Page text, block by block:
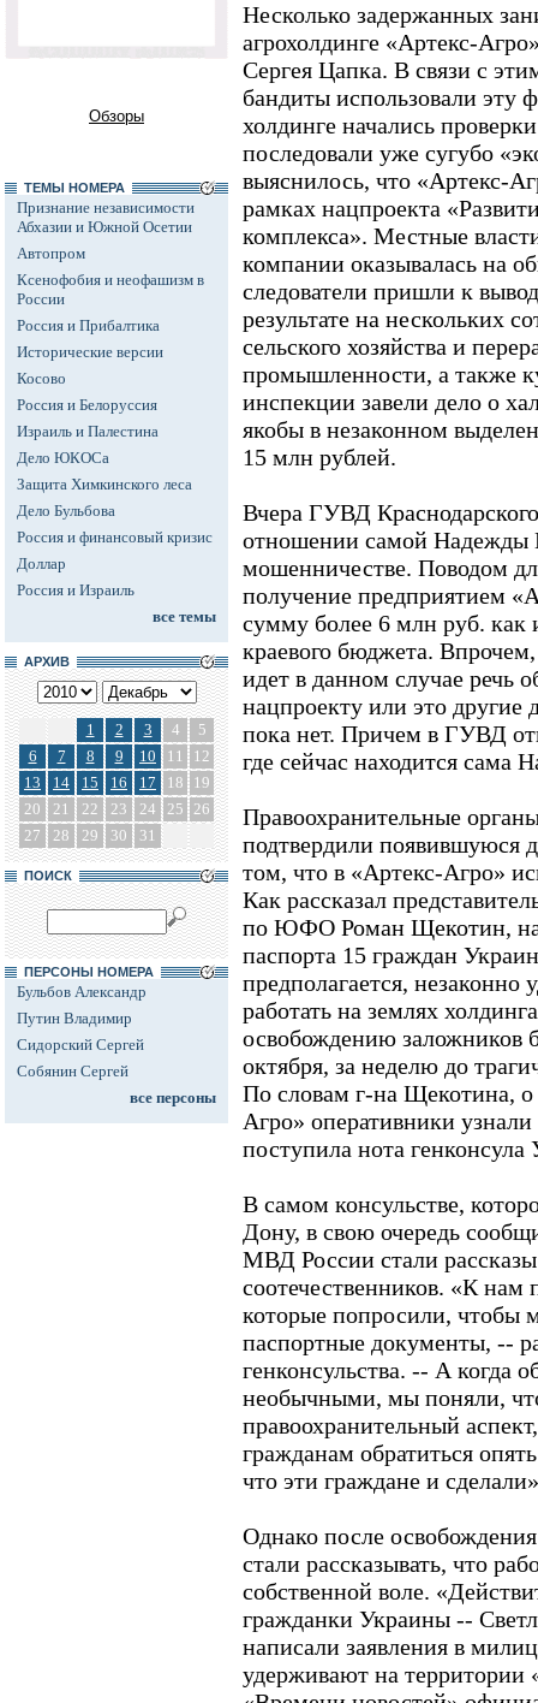
Обзоры
ТЕМЫ НОМЕРА
Признание независимости
Абхазии и Южной Осетии
Автопром
Ксенофобия и неофашизм в
России
Россия и Прибалтика
Исторические версии
Косово
Россия и Белоруссия
Израиль и Палестина
Дело ЮКОСа
Защита Химкинского леса
Дело Бульбова
Россия и финансовый кризис
Доллар
Россия и Израиль
все темы
АРХИВ
1 2 3 4
5
6
7 8 9 10 11
12
13
14 15 16 17 18
19
20
21 22 23 24 25 26
27
28 29 30 31
ПОИСК
ПЕРСОНЫ НОМЕРА
Бульбов Александр
Путин Владимир
Сидорский Сергей
Собянин Сергей
все персоны
Несколько задержанных
агрохолдинге «Артекс-
Сергея Цапка. В связи с
бандиты использовали эту
холдинге начались
последовали уже сугубо
выяснилось, что «Артекс-
рамках нацпроекта
комплекса». Местные
компании оказывалась на
следователи пришли к
результате на нескольких
сельского хозяйства и
промышленности, а также
инспекции завели дело о
якобы в незаконном
15 млн рублей.
Вчера ГУВД
отношении самой Надежды
мошенничестве. Поводом
получение предприятием
сумму более 6 млн руб. как
краевого бюджета.
идет в данном случае речь
нацпроекту или это другие
пока нет. Причем в ГУВД
где сейчас находится сама
Правоохранительные
подтвердили появившуюся
том, что в «Артекс-Агро»
Как рассказал
по ЮФО Роман Щекотин, на
паспорта 15 граждан
предполагается, незаконно
работать на землях
освобождению заложников
октября, за неделю до
По словам г-на Щекотина,
Агро» оперативники
поступила нота
В самом консульстве,
Дону, в свою очередь
МВД России стали
соотечественников. «К
которые попросили,
паспортные документы, --
генконсульства. -- А когда
необычными, мы поняли,
правоохранительный
гражданам обратиться
что эти граждане и
Однако после
стали рассказывать, что
собственной воле.
гражданки Украины --
написали заявления в
удерживают на